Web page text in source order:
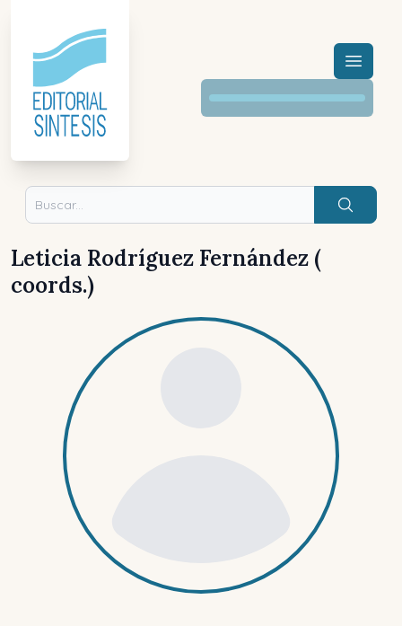
Menú
Buscar
Leticia Rodríguez Fernández (
coords.)